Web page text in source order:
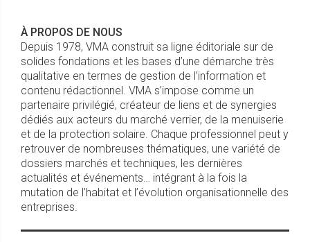
À PROPOS DE NOUS
Depuis 1978, VMA construit sa ligne éditoriale sur de
solides fondations et les bases d’une démarche très
qualitative en termes de gestion de l’information et
contenu rédactionnel. VMA s’impose comme un
partenaire privilégié, créateur de liens et de synergies
dédiés aux acteurs du marché verrier, de la menuiserie
et de la protection solaire. Chaque professionnel peut y
retrouver de nombreuses thématiques, une variété de
dossiers marchés et techniques, les dernières
actualités et événements… intégrant à la fois la
mutation de l’habitat et l’évolution organisationnelle des
entreprises.